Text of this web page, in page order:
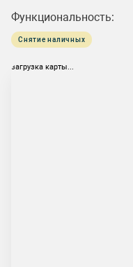
Функциональность:
Снятие наличных
загрузка карты...